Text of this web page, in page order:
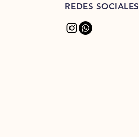
REDES SOCIALES